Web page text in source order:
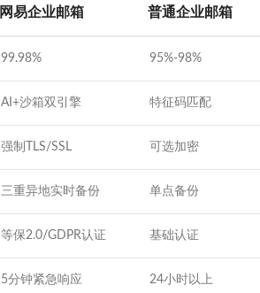
网易企业邮箱 普通企业邮箱
99.98% 95%-98%
AI+沙箱双引擎 特征码匹配
强制TLS/SSL 可选加密
三重异地实时备份 单点备份
等保2.0/GDPR认证 基础认证
5分钟紧急响应 24小时以上